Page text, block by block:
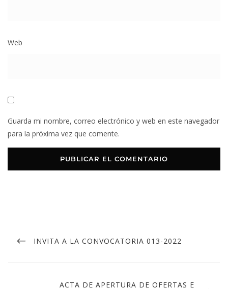
Web
Guarda mi nombre, correo electrónico y web en este navegador
para la próxima vez que comente.
INVITA A LA CONVOCATORIA 013-2022
ACTA DE APERTURA DE OFERTAS E